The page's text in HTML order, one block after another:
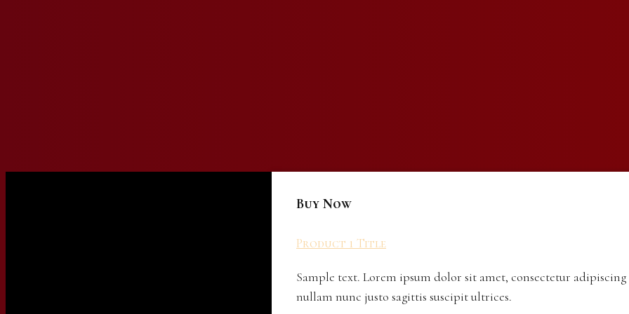
Buy Now
Product 1 Title
Sample text. Lorem ipsum dolor sit amet, consectetur
nullam nunc justo sagittis suscipit ultrices.